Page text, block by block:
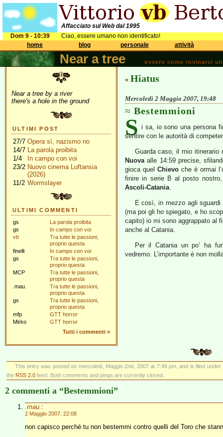
Affacciato sul Web dal 1995
Dom 9 - 10:39
Ciao, essere umano non identificato!
home
blog personale attività
Near a tree ovvero come rovinarsi
Near a tree by a river
there's a hole in the ground
ULTIMI POST
27/7 Opera sì, nazismo no
14/7 La parola proibita
1/4
In campo con voi
23/2 Nuovo cinema Luftansia
(2026)
11/2 Wormslayer
ULTIMI COMMENTI
gs
La parola proibita
gs
In campo con voi
vb
Tra tutte le passioni,
proprio questa
finelli
In campo con voi
gs
Tra tutte le passioni,
proprio questa
MCP
Tra tutte le passioni,
proprio questa
.mau.
Tra tutte le passioni,
proprio questa
gs
Tra tutte le passioni,
proprio questa
mfp
GTT horror
Mirko
GTT horror
Tutti i commenti »
« Hiatus
Mercoledì 2 Maggio 2007, 19:48
Bestemmioni
S i sa, io sono una persona
sentire con le autorità di
Guarda caso, il mio
Nuovaalle 14:59 precise,
gioca quel Chievo che è ormai
finire in serie B al posto
Ascoli-Catania.
E così, in mezzo agli
(ma poi gli ho spiegato, e ho
capito) io mi sono aggrappato al
anche al Catania.
Per il Catania un po’ ha
vedremo. L’importante è non
This entry was posted on mercoledì, Maggio 2nd, 2007 at 7:48 pm, and is filed under
the RSS 2.0 feed. Both comments and pings are currently closed.
2 commenti a “Bestemmioni”
.mau. :
2 Maggio 2007, 22:08
non capisco perché tu non bestemmi contro quelli del Toro che